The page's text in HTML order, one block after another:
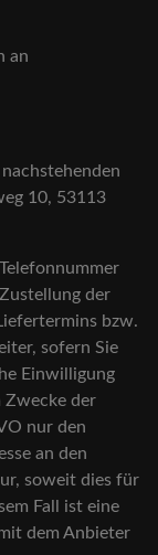
an
10, 53113
der
bzw.
sofern Sie
Einwilligung
Zwecke der
nur den
an den
soweit dies für
Fall ist eine
dem Anbieter